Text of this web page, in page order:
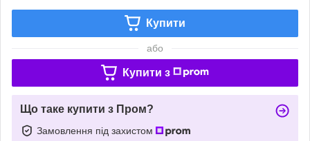
Купити
або
Купити з
Що таке купити з Пром?
Замовлення під захистом